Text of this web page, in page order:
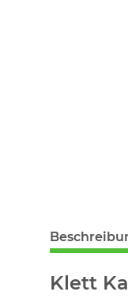
Klett